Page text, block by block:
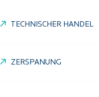
TECHNISCHER HANDEL
ZERSPANUNG